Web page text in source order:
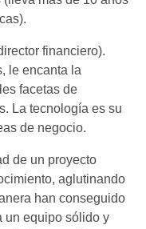
financiero).
le encanta la
facetas de
La tecnología es su
de negocio.
de un proyecto
aglutinando
han conseguido
un equipo sólido y